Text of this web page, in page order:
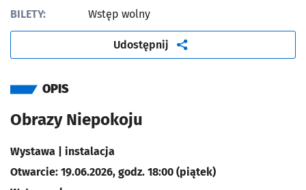
BILETY:
Wstęp wolny
Udostępnij artykuł
OPIS
Obrazy Niepokoju
Wystawa | instalacja
Otwarcie: 19.06.2026, godz. 18:00 (piątek)